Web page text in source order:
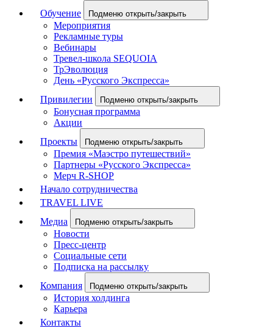
Обучение
Подменю открыть/закрыть
Мероприятия
Рекламные туры
Вебинары
Тревел-школа SEQUOIA
ТрЭволюция
День «Русского Экспресса»
Привилегии
Подменю открыть/закрыть
Бонусная программа
Акции
Проекты
Подменю открыть/закрыть
Премия «Маэстро путешествий»
Партнеры «Русского Экспресса»
Мерч R-SHOP
Начало сотрудничества
TRAVEL LIVE
Медиа
Подменю открыть/закрыть
Новости
Пресс-центр
Социальные сети
Подписка на рассылку
Компания
Подменю открыть/закрыть
История холдинга
Карьера
Контакты